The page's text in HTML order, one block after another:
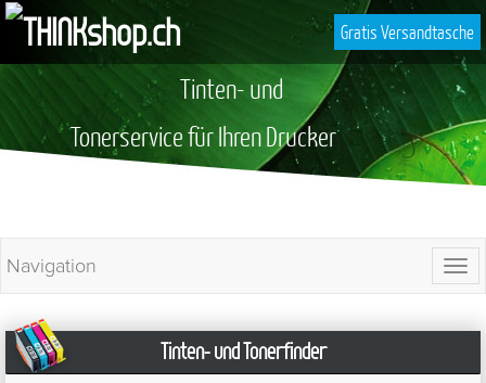
Gratis Versandtasche
Tinten- und
Tonerservice für Ihren Drucker
Navigation
Tinten- und Tonerfinder